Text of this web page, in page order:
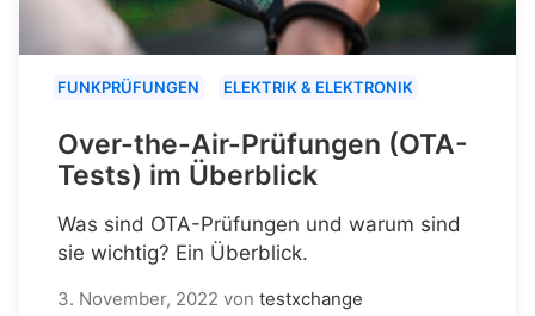
FUNKPRÜFUNGEN ELEKTRIK & ELEKTRONIK
Over-the-Air-Prüfungen (OTA-
Tests) im Überblick
Was sind OTA-Prüfungen und warum sind
sie wichtig? Ein Überblick.
3. November, 2022 von testxchange